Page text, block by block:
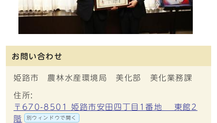
お問い合わせ
姫路市 農林水産環境局 美化部 美化業務課
住所:
〒670-8501 姫路市安田四丁目1番地 東館2
階
別ウィンドウで開く